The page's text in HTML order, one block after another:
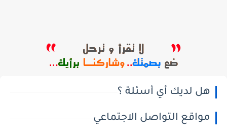
هل لديك أي أسئلة ؟
مواقع التواصل الاجتماعي